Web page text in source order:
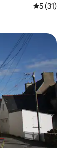
5 (31)